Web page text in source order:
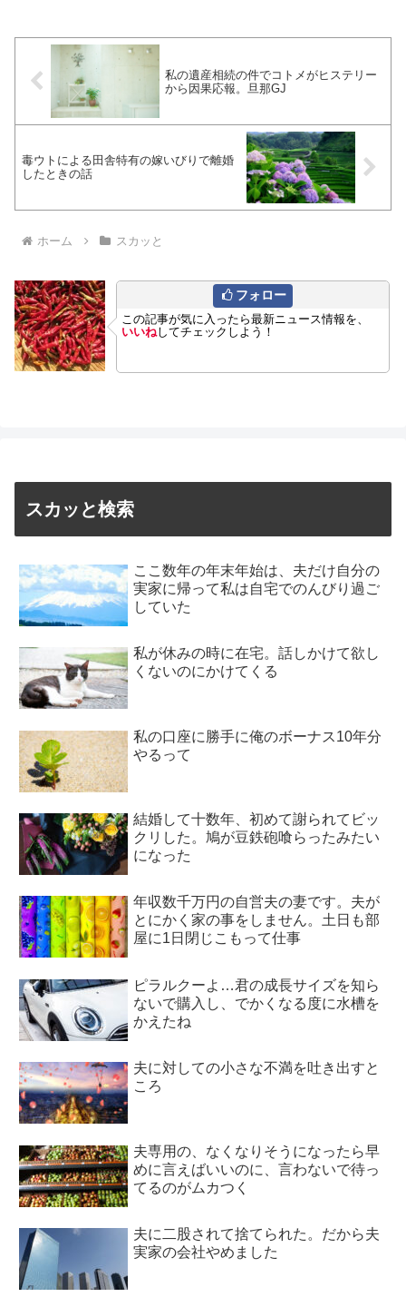
私の遺産相続の件でコトメがヒステリー
から因果応報。旦那GJ
毒ウトによる田舎特有の嫁いびりで離婚
したときの話
ホーム スカッと
フォロー
この記事が気に入ったら最新ニュース情報を、
いいねしてチェックしよう！
スカッと検索
ここ数年の年末年始は、夫だけ自分の
実家に帰って私は自宅でのんびり過ご
していた
私が休みの時に在宅。話しかけて欲し
くないのにかけてくる
私の口座に勝手に俺のボーナス10年分
やるって
結婚して十数年、初めて謝られてビッ
クリした。鳩が豆鉄砲喰らったみたい
になった
年収数千万円の自営夫の妻です。夫が
とにかく家の事をしません。土日も部
屋に1日閉じこもって仕事
ピラルクーよ…君の成長サイズを知ら
ないで購入し、でかくなる度に水槽を
かえたね
夫に対しての小さな不満を吐き出すと
ころ
夫専用の、なくなりそうになったら早
めに言えばいいのに、言わないで待っ
てるのがムカつく
夫に二股されて捨てられた。だから夫
実家の会社やめました